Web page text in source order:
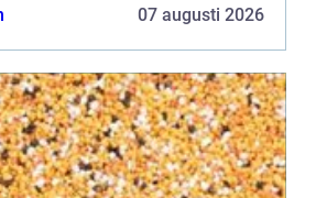
07 augusti 2026